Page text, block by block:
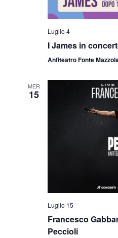
Luglio 4
I James in
Anfiteatro Fonte Mazzola
MER
15
Luglio 15
Francesco
Peccioli